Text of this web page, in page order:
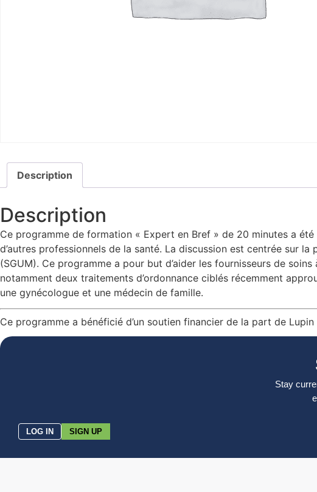
Description
Description
Ce programme de formation « Expert en Bref » de 20 minutes a
d’autres professionnels de la santé. La discussion est centrée sur
(SGUM). Ce programme a pour but d’aider les fournisseurs de
notamment deux traitements d’ordonnance ciblés récemment
une gynécologue et une médecin de famille.
Ce programme a bénéficié d’un soutien financier de la part de
Stay
LOG IN SIGN UP